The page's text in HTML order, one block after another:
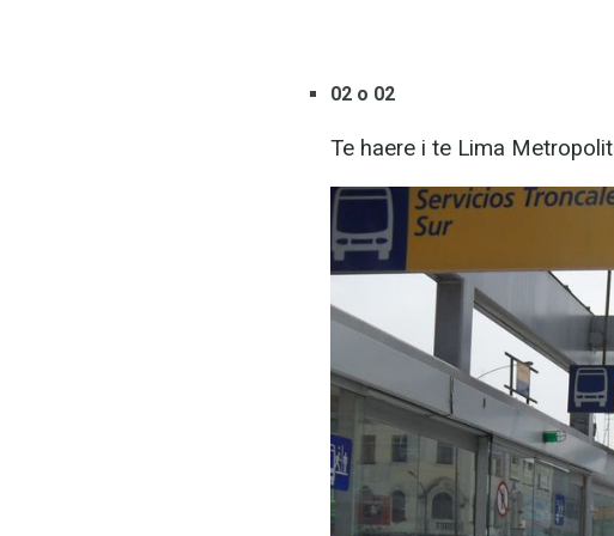
02 o 02
Te haere i te Lima